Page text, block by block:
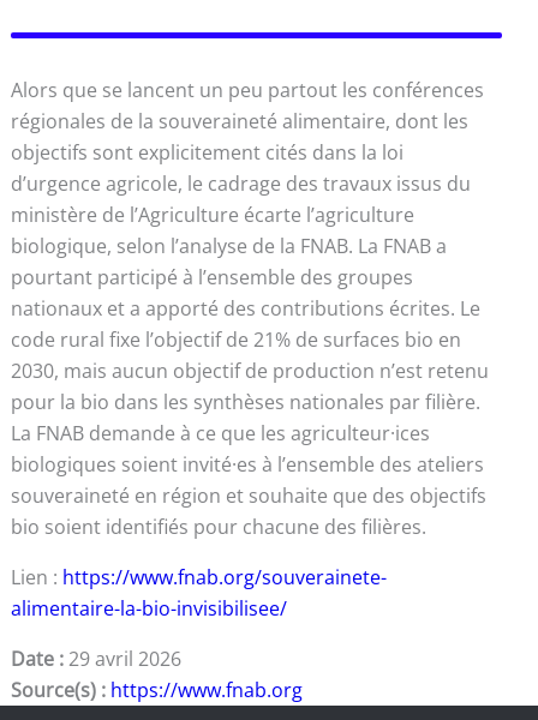
Alors que se lancent un peu partout les conférences
régionales de la souveraineté alimentaire, dont les
objectifs sont explicitement cités dans la loi
d’urgence agricole, le cadrage des travaux issus du
ministère de l’Agriculture écarte l’agriculture
biologique, selon l’analyse de la FNAB. La FNAB a
pourtant participé à l’ensemble des groupes
nationaux et a apporté des contributions écrites. Le
code rural fixe l’objectif de 21% de surfaces bio en
2030, mais aucun objectif de production n’est retenu
pour la bio dans les synthèses nationales par filière.
La FNAB demande à ce que les agriculteur·ices
biologiques soient invité·es à l’ensemble des ateliers
souveraineté en région et souhaite que des objectifs
bio soient identifiés pour chacune des filières.
Lien : https://www.fnab.org/souverainete-
alimentaire-la-bio-invisibilisee/
Date :29 avril 2026
Source(s) : https://www.fnab.org